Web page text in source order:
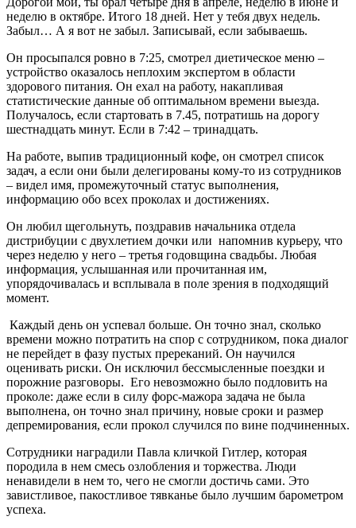
неделю в октябре. Итого 18 дней. Нет у тебя двух недель.
Забыл… А я вот не забыл. Записывай, если забываешь.
Он просыпался ровно в 7:25, смотрел диетическое меню –
устройство оказалось неплохим экспертом в области
здорового питания. Он ехал на работу, накапливая
статистические данные об оптимальном времени выезда.
Получалось, если стартовать в 7.45, потратишь на дорогу
шестнадцать минут. Если в 7:42 – тринадцать.
На работе, выпив традиционный кофе, он смотрел список
задач, а если они были делегированы кому-то из сотрудников
– видел имя, промежуточный статус выполнения,
информацию обо всех проколах и достижениях.
Он любил щегольнуть, поздравив начальника отдела
дистрибуции с двухлетием дочки или напомнив курьеру, что
через неделю у него – третья годовщина свадьбы. Любая
информация, услышанная или прочитанная им,
упорядочивалась и всплывала в поле зрения в подходящий
момент.
Каждый день он успевал больше. Он точно знал, сколько
времени можно потратить на спор с сотрудником, пока диалог
не перейдет в фазу пустых пререканий. Он научился
оценивать риски. Он исключил бессмысленные поездки и
порожние разговоры. Его невозможно было подловить на
проколе: даже если в силу форс-мажора задача не была
выполнена, он точно знал причину, новые сроки и размер
депремирования, если прокол случился по вине подчиненных.
Сотрудники наградили Павла кличкой Гитлер, которая
породила в нем смесь озлобления и торжества. Люди
ненавидели в нем то, чего не смогли достичь сами. Это
завистливое, пакостливое тявканье было лучшим барометром
успеха.